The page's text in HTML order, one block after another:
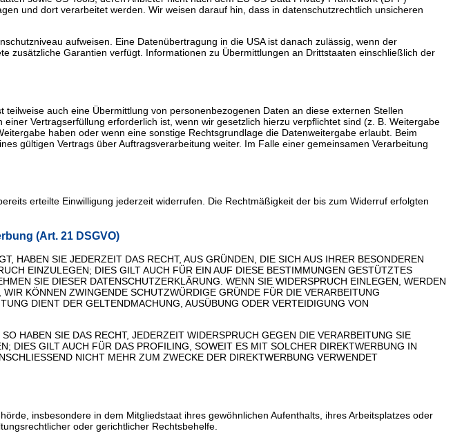
und dort verarbeitet werden. Wir weisen darauf hin, dass in datenschutzrechtlich unsicheren
aufweisen. Eine Datenübertragung in die USA ist danach zulässig, wenn der
zusätzliche Garantien verfügt. Informationen zu Übermittlungen an Drittstaaten einschließlich der
auch eine Übermittlung von personenbezogenen Daten an diese externen Stellen
Vertragserfüllung erforderlich ist, wenn wir gesetzlich hierzu verpflichtet sind (z. B. Weitergabe
haben oder wenn eine sonstige Rechtsgrundlage die Datenweitergabe erlaubt. Beim
gültigen Vertrags über Auftragsverarbeitung weiter. Im Falle einer gemeinsamen Verarbeitung
erteilte Einwilligung jederzeit widerrufen. Die Rechtmäßigkeit der bis zum Widerruf erfolgten
(Art. 21 DSGVO)
HABEN SIE JEDERZEIT DAS RECHT, AUS GRÜNDEN, DIE SICH AUS IHRER BESONDEREN
EINZULEGEN; DIES GILT AUCH FÜR EIN AUF DIESE BESTIMMUNGEN GESTÜTZTES
SIE DIESER DATENSCHUTZERKLÄRUNG. WENN SIE WIDERSPRUCH EINLEGEN, WERDEN
KÖNNEN ZWINGENDE SCHUTZWÜRDIGE GRÜNDE FÜR DIE VERARBEITUNG
DIENT DER GELTENDMACHUNG, AUSÜBUNG ODER VERTEIDIGUNG VON
HABEN SIE DAS RECHT, JEDERZEIT WIDERSPRUCH GEGEN DIE VERARBEITUNG SIE
DIES GILT AUCH FÜR DAS PROFILING, SOWEIT ES MIT SOLCHER DIREKTWERBUNG IN
NICHT MEHR ZUM ZWECKE DER DIREKTWERBUNG VERWENDET
insbesondere in dem Mitgliedstaat ihres gewöhnlichen Aufenthalts, ihres Arbeitsplatzes oder
oder gerichtlicher Rechtsbehelfe.